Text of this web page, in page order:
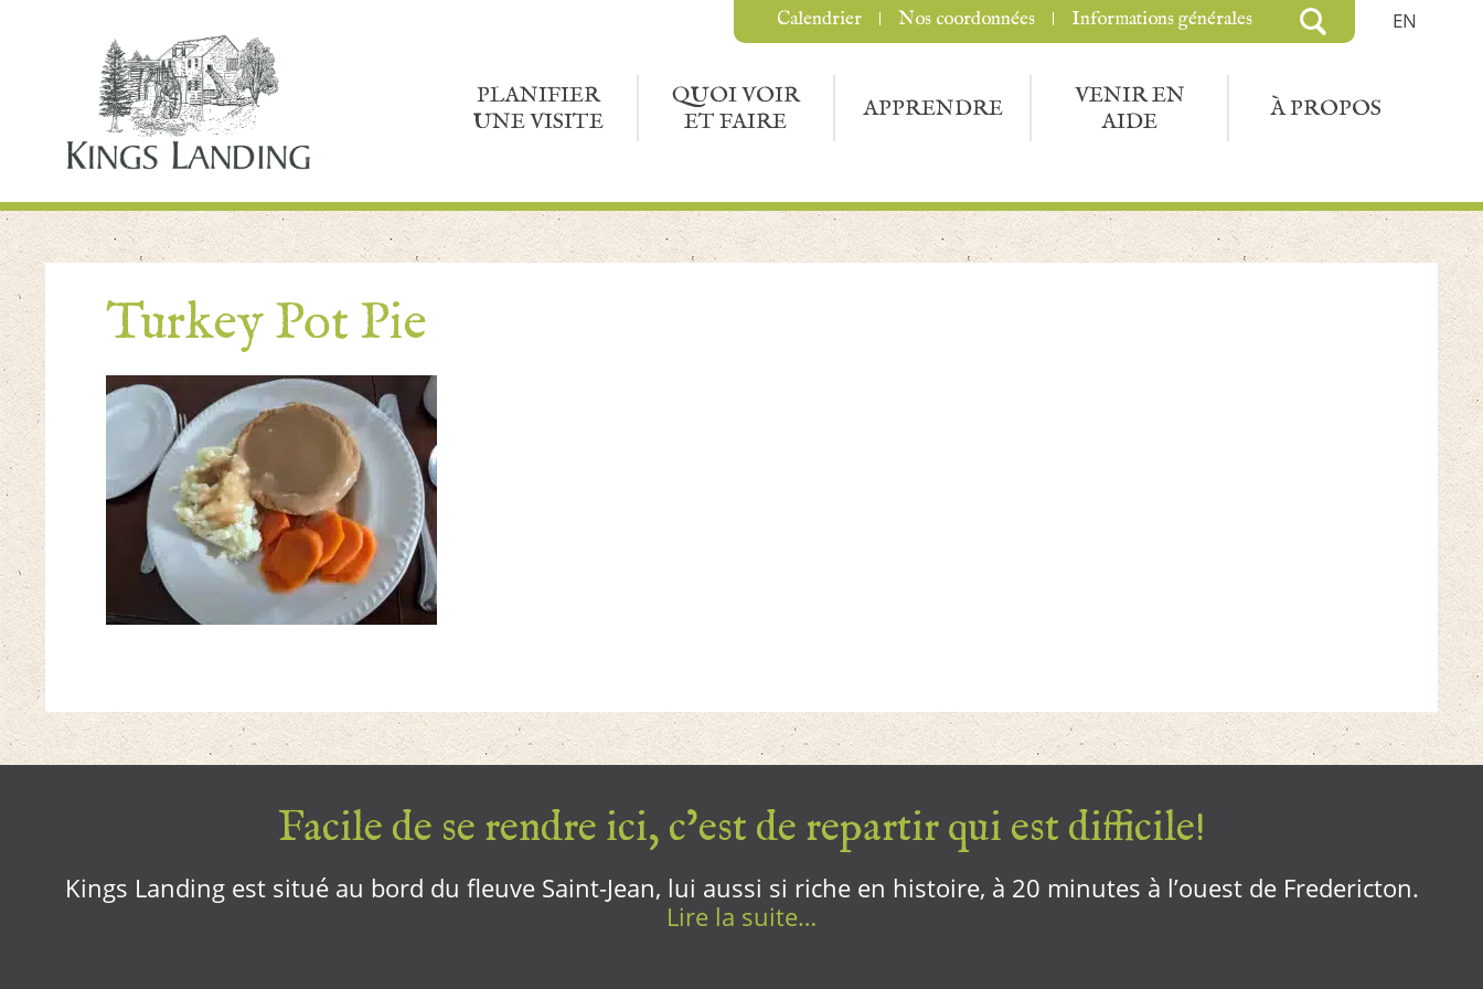
EN
PLANIFIER
UNE VISITE
QUOI VOIR
ET FAIRE
APPRENDRE
VENIR EN
AIDE
À PROPOS
Calendrier Nos coordonnées Informations générales
Turkey Pot Pie
Facile de se rendre ici, c’est de repartir qui est difficile!
Kings Landing est situé au bord du fleuve Saint-Jean, lui aussi si riche en histoire, à 20 minutes à l’ouest de Fredericton.
Lire la suite…